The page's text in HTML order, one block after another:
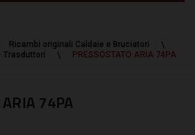
Ricambi originali Caldaie e Bruciatori
Trasduttori
PRESSOSTATO ARIA 74PA
ARIA 74PA